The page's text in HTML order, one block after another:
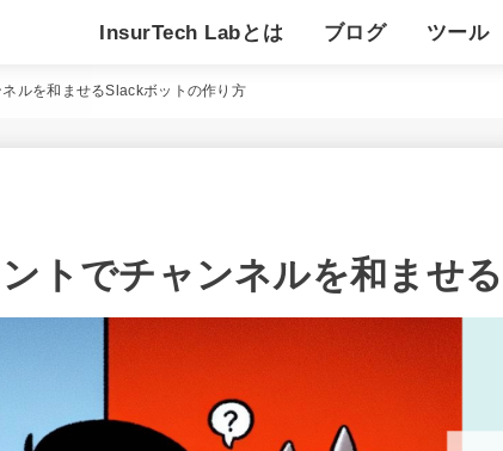
InsurTech Labとは ブログ ツール
ルを和ませるSlackボットの作り方
トでチャンネルを和ませ